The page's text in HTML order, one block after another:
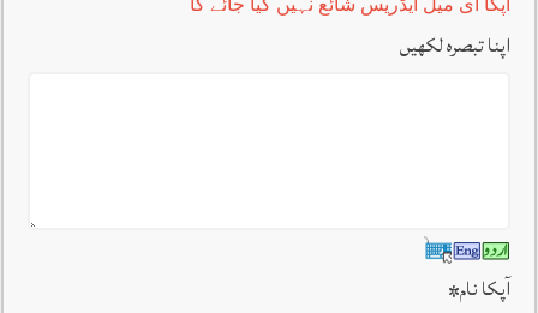
آپکا ای میل ایڈریس شائع نہیں کیا جائے گا
اپنا تبصرہ لکھیں
آپکا نام*